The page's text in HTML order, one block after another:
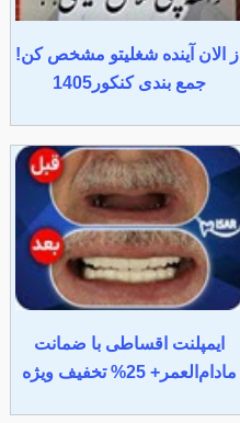
از الان آینده شغلیتو مشخص کن!
جمع بندی کنکور1405
ایمپلنت اقساطی با ضمانت
مادام‌العمر+ 25% تخفیف ویژه